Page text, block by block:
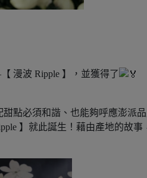
漫波 Ripple 】，並獲得了
點必須和諧、也能夠呼應澎派
】就此誕生！藉由產地的故事